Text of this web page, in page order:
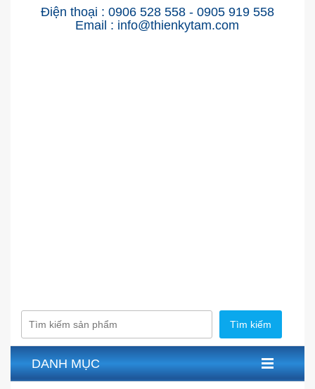
Điện thoại : 0906 528 558 - 0905 919 558
Email : info@thienkytam.com
Tìm kiếm
DANH MỤC